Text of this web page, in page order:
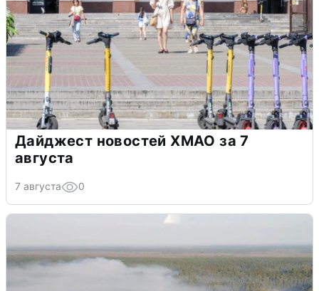
Дайджест новостей ХМАО за 7
августа
7 августа 0